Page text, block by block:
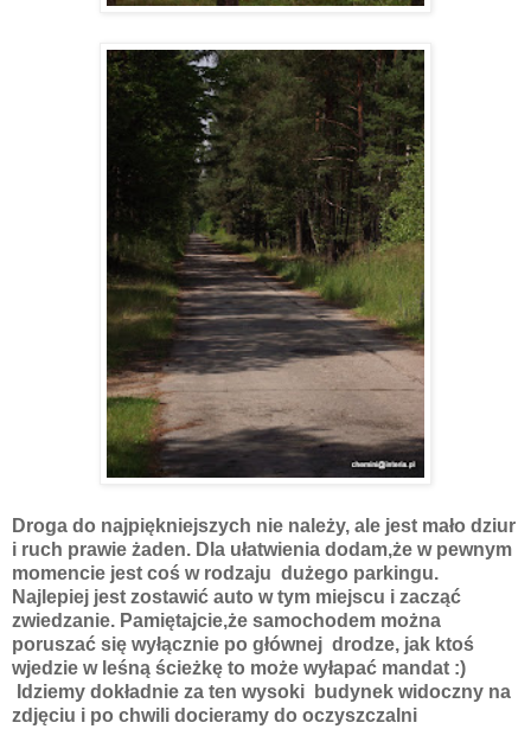
Droga do najpiękniejszych nie należy, ale jest mało dziur
i ruch prawie żaden. Dla ułatwienia dodam,że w pewnym
momencie jest coś w rodzaju dużego parkingu.
Najlepiej jest zostawić auto w tym miejscu i zacząć
zwiedzanie. Pamiętajcie,że samochodem można
poruszać się wyłącznie po głównej drodze, jak ktoś
wjedzie w leśną ścieżkę to może wyłapać mandat :)
Idziemy dokładnie za ten wysoki budynek widoczny na
zdjęciu i po chwili docieramy do oczyszczalni